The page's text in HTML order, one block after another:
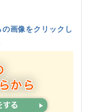
画像をクリックし